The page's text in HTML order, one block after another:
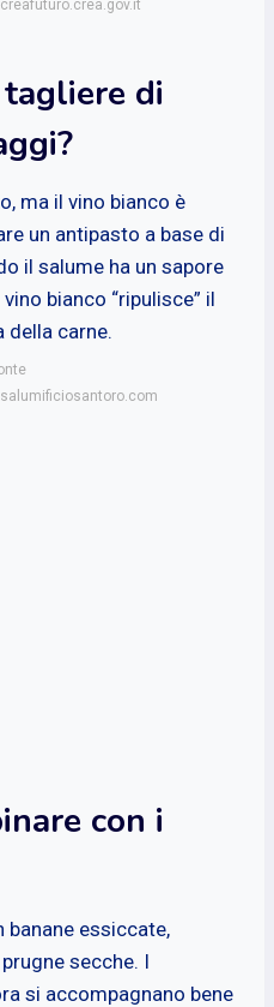
tagliere di
ma il vino bianco è
un antipasto a base di
il salume ha un sapore
bianco “ripulisce” il
della carne.
con i
banane essiccate,
secche. I
si accompagnano bene